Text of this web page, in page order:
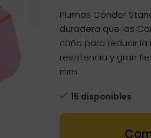
Plumas Condor
duradera que las
caña para reducir
resistencia y gran
mm
15 disponibles